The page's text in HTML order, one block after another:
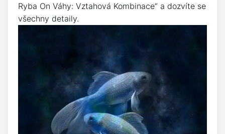
Ryba On Váhy: Vztahová Kombinace“ a dozvíte se
všechny detaily.